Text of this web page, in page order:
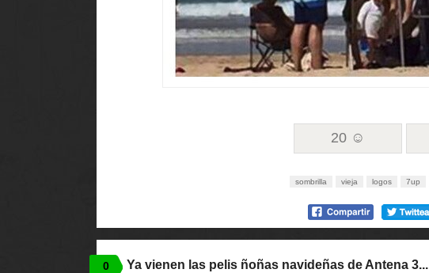
20 ☺
sombrilla vieja logos 7up
0 Ya vienen las pelis ñoñas navideñas de Antena 3...